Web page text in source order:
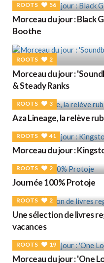
ROOTS 56
Morceau du jour : Black
Boothe
ROOTS 2
Morceau du jour :
& Steady Ranks
ROOTS 3
Aza Lineage, la relève
ROOTS 41
Morceau du jour :
ROOTS 2
Journée 100% Protoje
ROOTS 2
Une sélection de livres
vacances
ROOTS 19
Morceau du jour : 'One